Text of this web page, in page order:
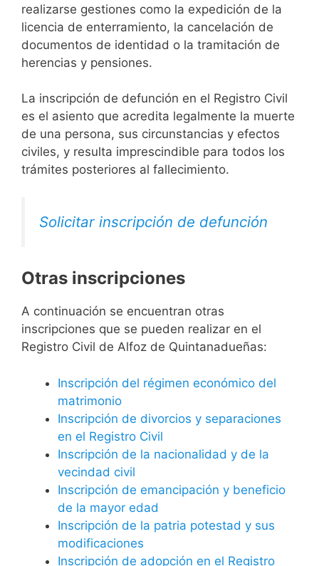
realizarse gestiones como la expedición de la
licencia de enterramiento, la cancelación de
documentos de identidad o la tramitación de
herencias y pensiones.
La inscripción de defunción en el Registro Civil
es el asiento que acredita legalmente la muerte
de una persona, sus circunstancias y efectos
civiles, y resulta imprescindible para todos los
trámites posteriores al fallecimiento.
Solicitar inscripción de defunción
Otras inscripciones
A continuación se encuentran otras
inscripciones que se pueden realizar en el
Registro Civil de Alfoz de Quintanadueñas:
Inscripción del régimen económico del
matrimonio
Inscripción de divorcios y separaciones
en el Registro Civil
Inscripción de la nacionalidad y de la
vecindad civil
Inscripción de emancipación y beneficio
de la mayor edad
Inscripción de la patria potestad y sus
modificaciones
Inscripción de adopción en el Registro